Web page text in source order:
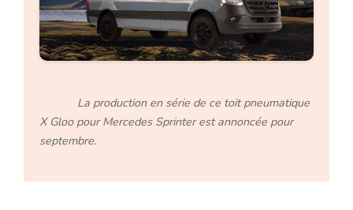
La production en série de ce toit pneumatique
X Gloo pour Mercedes Sprinter est annoncée pour
septembre.